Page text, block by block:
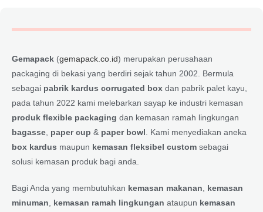
Gemapack (gemapack.co.id) merupakan perusahaan
packaging di bekasi yang berdiri sejak tahun 2002. Bermula
sebagai pabrik kardus corrugated box dan pabrik palet kayu,
pada tahun 2022 kami melebarkan sayap ke industri kemasan
produk flexible packaging dan kemasan ramah lingkungan
bagasse paper cup & paper bowl . Kami menyediakan aneka
box kardus maupun kemasan fleksibel custom sebagai
solusi kemasan produk bagi anda.
Bagi Anda yang membutuhkan kemasan makanan
kemasan
minuman
kemasan ramah lingkungan ataupun kemasan